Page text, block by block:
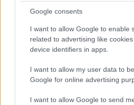
Google consents
I want to allow Google to enable
related to advertising like
device identifiers in apps.
I want to allow my user data to
Google for online advertising
I want to allow Google to send
Külpiacra juthat a
2020.10.07
Helyi hírek